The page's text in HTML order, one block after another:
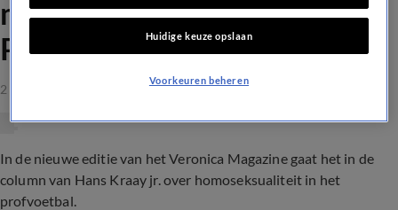
meedoen aan de Canal
Parade
2 aug 2019, 20:36
In de nieuwe editie van het Veronica Magazine gaat het in de
column van Hans Kraay jr. over homoseksualiteit in het
profvoetbal.
Huidige keuze opslaan
Voorkeuren beheren